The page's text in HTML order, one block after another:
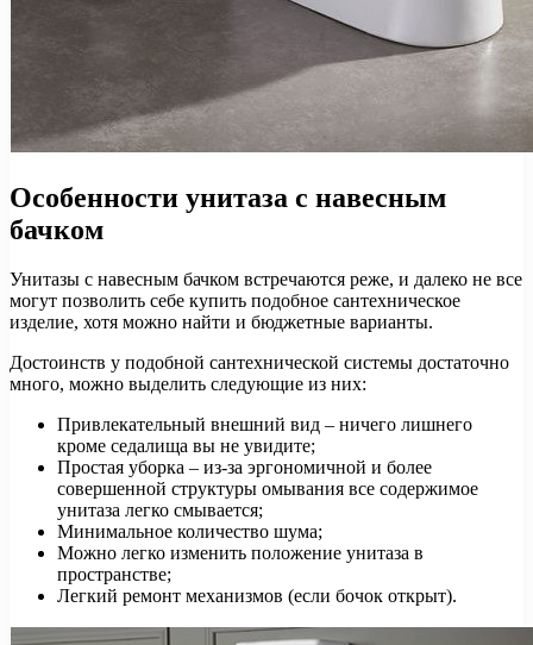
Особенности унитаза с навесным
бачком
Унитазы с навесным бачком встречаются реже, и далеко не все
могут позволить себе купить подобное сантехническое
изделие, хотя можно найти и бюджетные варианты.
Достоинств у подобной сантехнической системы достаточно
много, можно выделить следующие из них:
Привлекательный внешний вид – ничего лишнего
кроме седалища вы не увидите;
Простая уборка – из-за эргономичной и более
совершенной структуры омывания все содержимое
унитаза легко смывается;
Минимальное количество шума;
Можно легко изменить положение унитаза в
пространстве;
Легкий ремонт механизмов (если бочок открыт).